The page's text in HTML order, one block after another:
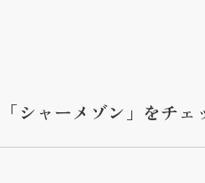
シャーメゾン」をチェ